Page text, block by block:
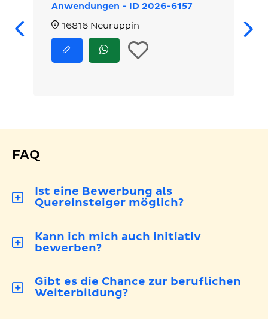
Zurück
Anwendungen - ID 2026-6157
16816 Neuruppin
bewerben
Jetzt
via
In
FAQ
Ist eine Bewerbung als
Quereinsteiger möglich?
Kann ich mich auch initiativ
bewerben?
Gibt es die Chance zur beruflichen
Weiterbildung?